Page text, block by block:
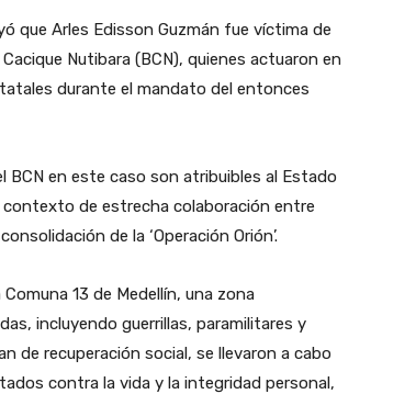
que Arles Edisson Guzmán fue víctima de
Nutibara (BCN), quienes actuaron en
durante el mandato del entonces
en este caso son atribuibles al Estado
de estrecha colaboración entre
de la ‘Operación Orión’.
13 de Medellín, una zona
incluyendo guerrillas, paramilitares y
de recuperación social, se llevaron a cabo
contra la vida y la integridad personal,